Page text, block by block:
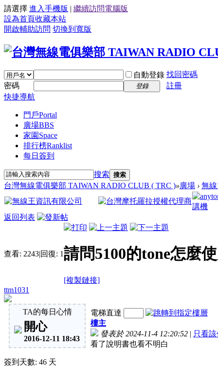
請選擇 進入手機版 | 繼續訪問電腦版
設為首頁收藏本站
開啟輔助訪問 切換到寬版
自動登錄 找回密碼
密碼
登錄
註冊
快捷導航
門戶Portal
廣場BBS
家園 Space
排行榜Ranklist
每日簽到
搜索 搜索
台灣無線電俱樂部 TAIWAN RADIO CLUB ( TRC )»廣場 › 無
返回列表
查看: 2243|回復: 1請問5100的tone怎麼
[複製鏈接]
ttm1031
TA的每日心情
開心
2016-12-11 18:43
簽到天數: 46 天
電梯直達
樓主
發表於 2024-11-4 12:20:52 | 只看
看了說明書也看不明白